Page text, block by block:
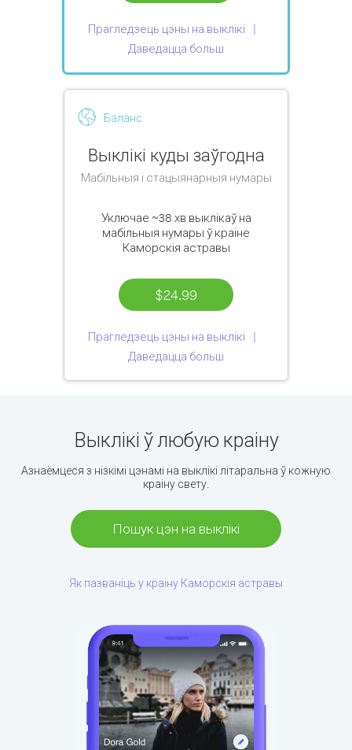
Прагледзець цэны на выклікі
Даведацца больш
Баланс
Выклікі куды заўгодна
Мабільныя і стацыянарныя нумары
Уключае ~38 хв выклікаў на
мабільныя нумары ў краіне
Каморскія астравы
$24.99
Прагледзець цэны на выклікі
Даведацца больш
Выклікі ў любую краіну
Азнаёмцеся з нізкімі цэнамі на выклікі літаральна ў кожную
краіну свету.
Пошук цэн на выклікі
Як пазваніць у краіну Каморскія астравы